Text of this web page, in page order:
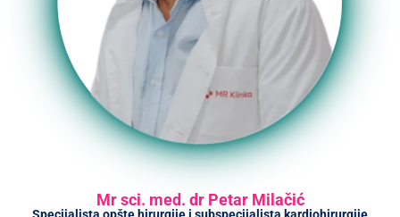
Mr sci. med. dr Petar Milačić
Specijalista opšte hirurgije i subspecijalista kardiohirurgije